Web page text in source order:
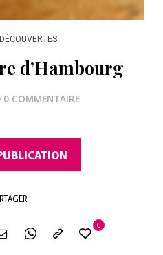
d’Hambourg
0 COMMENTAIRE
0